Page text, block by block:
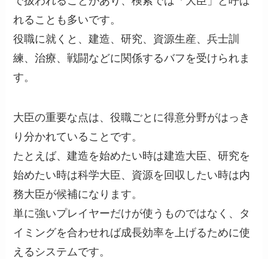
れることも多いです。
役職に就くと、建造、研究、資源生産、兵士訓
練、治療、戦闘などに関係するバフを受けられま
す。
大臣の重要な点は、役職ごとに得意分野がはっき
り分かれていることです。
たとえば、建造を始めたい時は建造大臣、研究を
始めたい時は科学大臣、資源を回収したい時は内
務大臣が候補になります。
単に強いプレイヤーだけが使うものではなく、タ
イミングを合わせれば成長効率を上げるために使
えるシステムです。